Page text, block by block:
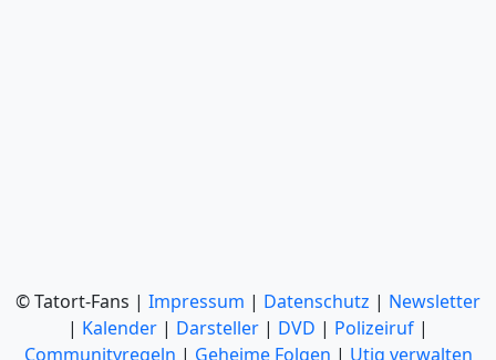
© Tatort-Fans | Impressum | Datenschutz | Newsletter
| Kalender | Darsteller | DVD | Polizeiruf |
Communityregeln | Geheime Folgen | Utiq verwalten